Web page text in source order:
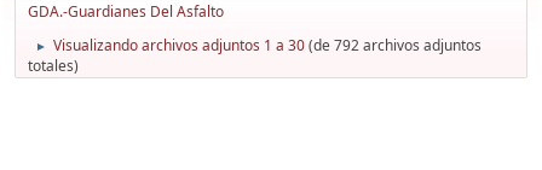
GDA.-Guardianes Del Asfalto
► Visualizando archivos adjuntos 1 a 30(de 792 archivos adjuntos
totales)